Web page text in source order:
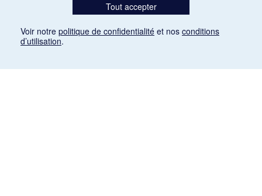
Tout accepter
Voir notre politique de confidentialité et nos conditions
d’utilisation.